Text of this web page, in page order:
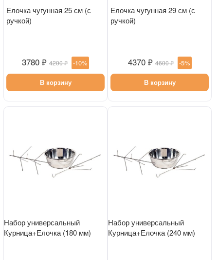
Елочка чугунная 25 см (с
ручкой)
3780 ₽ 4200 ₽ -10%
В корзину
Елочка чугунная 29 см (с
ручкой)
4370 ₽ 4600 ₽ -5%
В корзину
Набор универсальный
Курница+Елочка (180 мм)
Набор универсальный
Курница+Елочка (240 мм)